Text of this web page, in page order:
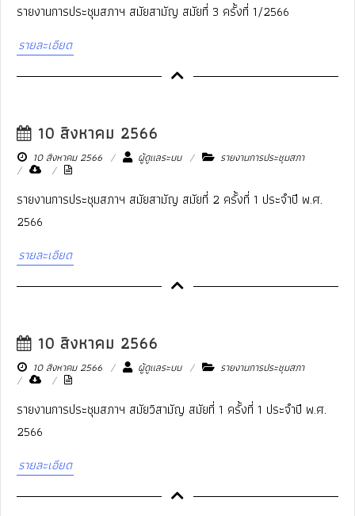
รายงานการประชุมสภาฯ สมัยสามัญ สมัยที่ 3 ครั้งที่ 1/2566
รายละเอียด
10 สิงหาคม 2566
10 สิงหาคม 2566 ผู้ดูแลระบบ รายงานการประชุมสภา
รายงานการประชุมสภาฯ สมัยสามัญ สมัยที่ 2 ครั้งที่ 1 ประจำปี พ.ศ.
2566
รายละเอียด
10 สิงหาคม 2566
10 สิงหาคม 2566 ผู้ดูแลระบบ รายงานการประชุมสภา
รายงานการประชุมสภาฯ สมัยวิสามัญ สมัยที่ 1 ครั้งที่ 1 ประจำปี พ.ศ.
2566
รายละเอียด